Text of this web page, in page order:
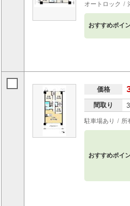
オートロック
おすすめポイ
価格
間取り
駐車場あり 所
おすすめポイ